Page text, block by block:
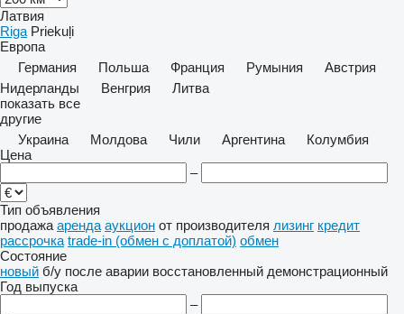
Латвия
Riga Priekuļi
Европа
Германия
Польша Франция Румыния
Австрия
Нидерланды
Венгрия
Литва
показать все
другие
Украина
Молдова Чили Аргентина
Колумбия
Цена
–
Тип объявления
продажа аренда аукцион от производителя лизинг кредит
рассрочка trade-in (обмен с доплатой) обмен
Состояние
новый б/у после аварии восстановленный демонстрационный
Год выпуска
–